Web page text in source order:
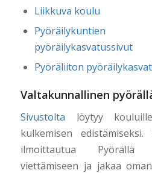
Liikkuva koulu
pyöräilykasvatussivut
Pyöräliiton
Valtakunnallinen
Sivustolta löytyy
kulkemisen
ilmoittautua Pyörällä
viettämiseen ja jakaa